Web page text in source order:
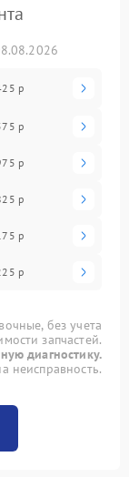
р
р
р
р
р
р
без учета
запчастей.
диагностику.
неисправность.